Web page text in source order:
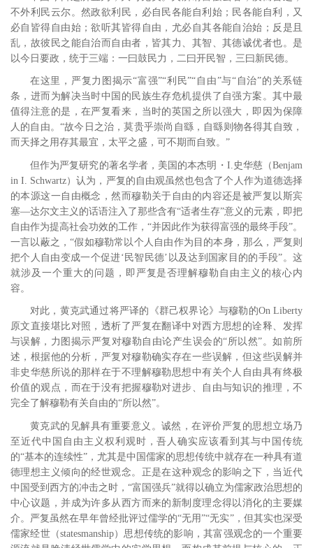
不外利民云尔。然政欲利民，必自民各能自利始；民各能自利，又
必自皆得自由始；欲听其皆得自由，尤必自其各能自治始；反是且
乱，故彼民之能自治而自由者，皆其力、其智、其德诚优者也。是
以今日要政，统于三端：一曰鼓民力，二曰开民智，三曰新民德。
在这里，严复力图揭示“富强”“利民”“自由”与“自治”的关系链
条，进而为解决当时中国的民族生存危机提供了自强方案。其中最
值得注意的是，在严复看来，当时的英国之所以强大，即因为保障
人的自由。“故今日之治，莫贵乎崇尚自繇，自繇则物各得其自致，
而天择之用存其最宜，太平之盛，可不期而自致。”
但作为严复研究的著名学者，美国的本杰明・I.史华慈（Benjam
in I. Schwartz）认为，严复的自由观虽然也包含了个人作为道德选择
的本源这一自由概念，然而穆勒关于自由的内容还是被严复以斯宾
塞―达尔文主义的话语注入了那些含有“适者生存”意义的元素，即把
自由作为提高社会功效的工作，“并因此作为获得富强的最终手段”。
一言以蔽之，“假如穆勒常以个人自由作为目的本身，那么，严复则
把个人自由变成一个促进‘民智民德’以及达到国家目的的手段”。 这
就涉及一个重大的问题，即严复是否理解穆勒自由主义的核心内
容。
对此，黄克武通过将严译的《群己权界论》与穆勒的On Liberty
原文直接堪比对照，透析了严复在翻译中对西方思想的诠释、发挥
与误解，力图揭示严复对穆勒自由论产生误会的“所以然”。如前所
述，根据他的分析，严复对穆勒确实存在一些误解，但这些误解并
非史华慈所说的那样在于不理解穆勒思想中有关个人自由具有终极
价值的观点，而在于没有把握穆勒对进步、自由与知识的推理，不
完全了解穆勒有关自由的“所以然”。
黄克武的见解具有重要意义。诚然，在评价严复的思想立场乃
至近代中国自由主义权利观时，吾人确实应该看到其与中国传统
的“基本的连续性”，尤其是中国儒家的思想传统中就存在一种具有道
德理想主义倾向的经世观念。正是在这种观念的影响之下，当近代
中国受到西方的冲击之时，“富国强兵”就得以确立为儒家政治思想的
中心议题，并成为许多从西方而来的新制度理念得以消化的主要媒
介。 严复虽然在早年曾经批评过儒学的“无用”“无实”，但其实也深受
儒家经世（statesmanship）思想传统的影响，其富强观念的一个重要